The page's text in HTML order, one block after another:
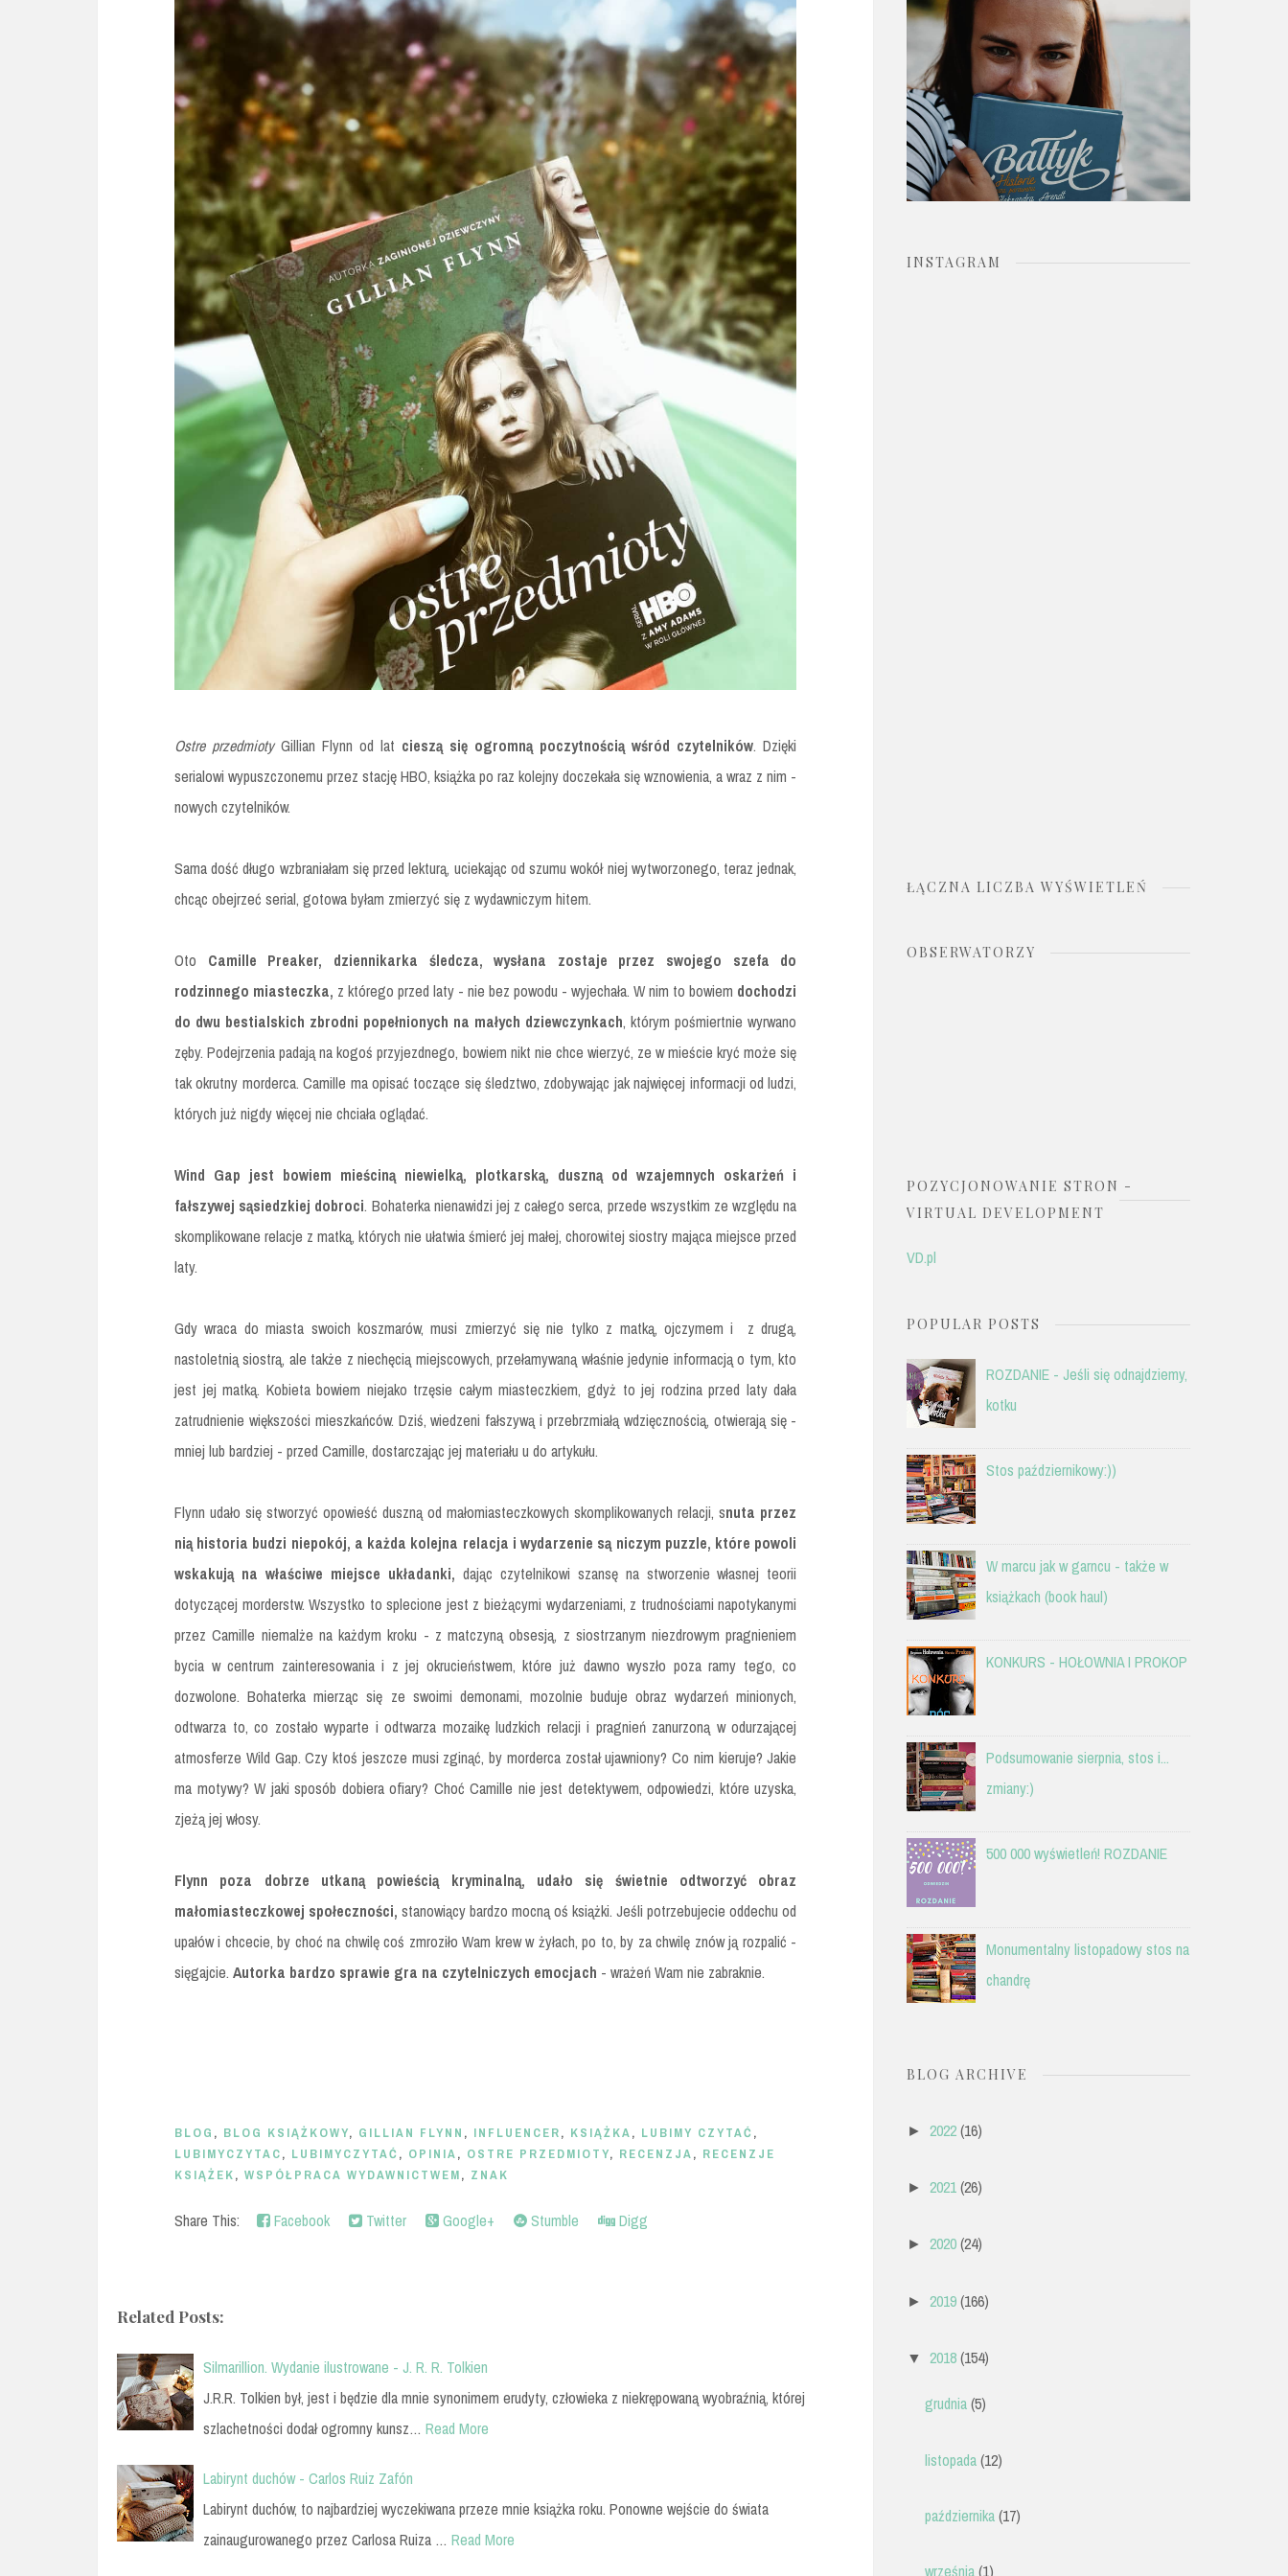
Ostre przedmiotyGillian Flynn od lat cieszą się ogromną poczytnością wśród czytelników. Dzięki
serialowi wypuszczonemu przez stację HBO, książka po raz kolejny doczekała się wznowienia, a wraz z nim -
nowych czytelników.
Sama dość długo wzbraniałam się przed lekturą, uciekając od szumu wokół niej wytworzonego, teraz jednak,
chcąc obejrzeć serial, gotowa byłam zmierzyć się z wydawniczym hitem.
Oto Camille Preaker, dziennikarka śledcza, wysłana zostaje przez swojego szefa do
rodzinnego miasteczka, z którego przed laty - nie bez powodu - wyjechała. W nim to bowiem dochodzi
do dwu bestialskich zbrodni popełnionych na małych dziewczynkach, którym pośmiertnie wyrwano
zęby. Podejrzenia padają na kogoś przyjezdnego, bowiem nikt nie chce wierzyć, ze w mieście kryć może się
tak okrutny morderca. Camille ma opisać toczące się śledztwo, zdobywając jak najwięcej informacji od ludzi,
których już nigdy więcej nie chciała oglądać.
Wind Gap jest bowiem mieściną niewielką, plotkarską, duszną od wzajemnych oskarżeń i
fałszywej sąsiedzkiej dobroci. Bohaterka nienawidzi jej z całego serca, przede wszystkim ze względu na
skomplikowane relacje z matką, których nie ułatwia śmierć jej małej, chorowitej siostry mająca miejsce przed
laty.
Gdy wraca do miasta swoich koszmarów, musi zmierzyć się nie tylko z matką, ojczymem i z drugą,
nastoletnią siostrą, ale także z niechęcią miejscowych, przełamywaną właśnie jedynie informacją o tym, kto
jest jej matką. Kobieta bowiem niejako trzęsie całym miasteczkiem, gdyż to jej rodzina przed laty dała
zatrudnienie większości mieszkańców. Dziś, wiedzeni fałszywą i przebrzmiałą wdzięcznością, otwierają się -
mniej lub bardziej - przed Camille, dostarczając jej materiału u do artykułu.
Flynn udało się stworzyć opowieść duszną od małomiasteczkowych skomplikowanych relacji, snuta przez
nią historia budzi niepokój, a każda kolejna relacja i wydarzenie są niczym puzzle, które powoli
wskakują na właściwe miejsce układanki, dając czytelnikowi szansę na stworzenie własnej teorii
dotyczącej morderstw. Wszystko to splecione jest z bieżącymi wydarzeniami, z trudnościami napotykanymi
przez Camille niemalże na każdym kroku - z matczyną obsesją, z siostrzanym niezdrowym pragnieniem
bycia w centrum zainteresowania i z jej okrucieństwem, które już dawno wyszło poza ramy tego, co
dozwolone. Bohaterka mierząc się ze swoimi demonami, mozolnie buduje obraz wydarzeń minionych,
odtwarza to, co zostało wyparte i odtwarza mozaikę ludzkich relacji i pragnień zanurzoną w odurzającej
atmosferze Wild Gap. Czy ktoś jeszcze musi zginąć, by morderca został ujawniony? Co nim kieruje? Jakie
ma motywy? W jaki sposób dobiera ofiary? Choć Camille nie jest detektywem, odpowiedzi, które uzyska,
zjeżą jej włosy.
Flynn poza dobrze utkaną powieścią kryminalną, udało się świetnie odtworzyć obraz
małomiasteczkowej społeczności, stanowiący bardzo mocną oś książki. Jeśli potrzebujecie oddechu od
upałów i chcecie, by choć na chwilę coś zmroziło Wam krew w żyłach, po to, by za chwilę znów ją rozpalić -
sięgajcie. Autorka bardzo sprawie gra na czytelniczych emocjach - wrażeń Wam nie zabraknie.
BLOG , BLOG KSIĄŻKOWY, GILLIAN FLYNN , INFLUENCER, KSIĄŻKA, LUBIMY CZYTAĆ ,
LUBIMYCZYTAC, LUBIMYCZYTAĆ , OPINIA, OSTRE PRZEDMIOTY, RECENZJA, RECENZJE
KSIĄŻEK, WSPÓŁPRACA WYDAWNICTWEM, ZNAK
Share This: Facebook Twitter Google+ Stumble Digg
Related Posts:
Silmarillion. Wydanie ilustrowane - J. R. R. Tolkien
J.R.R. Tolkien był, jest i będzie dla mnie synonimem erudyty, człowieka z niekrępowaną wyobraźnią, której
szlachetności dodał ogromny kunsz… Read More
Labirynt duchów - Carlos Ruiz Zafón
Labirynt duchów, to najbardziej wyczekiwana przeze mnie książka roku. Ponowne wejście do świata
zainaugurowanego przez Carlosa Ruiza … Read More
o
r
:
INSTAGRAM
ŁĄCZNA LICZBA WYŚWIETLEŃ
OBSERWATORZY
POZYCJONOWANIE STRON -
VIRTUAL DEVELOPMENT
VD.pl
POPULAR POSTS
ROZDANIE - Jeśli się odnajdziemy,
kotku
Stos październikowy:))
W marcu jak w garncu - także w
książkach (book haul)
KONKURS - HOŁOWNIA I PROKOP
Podsumowanie sierpnia, stos i...
zmiany:)
500 000 wyświetleń! ROZDANIE
Monumentalny listopadowy stos na
chandrę
BLOG ARCHIVE
► 2022 (16)
► 2021 (26)
► 2020 (24)
► 2019 (166)
▼ 2018 (154)
grudnia(5)
listopada(12)
października(17)
września(1)